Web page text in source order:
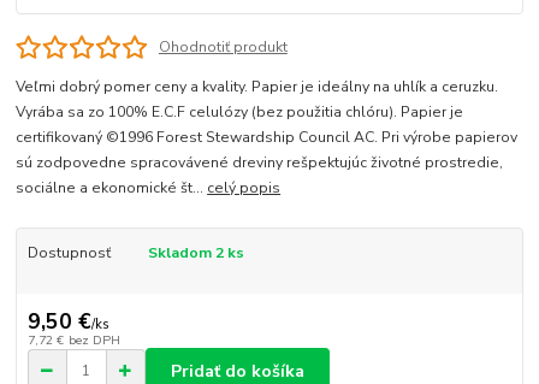
Ohodnotiť produkt
Veľmi dobrý pomer ceny a kvality. Papier je ideálny na uhlík a ceruzku.
Vyrába sa zo 100% E.C.F celulózy (bez použitia chlóru). Papier je
certifikovaný ©1996 Forest Stewardship Council AC. Pri výrobe papierov
sú zodpovedne spracovávené dreviny rešpektujúc životné prostredie,
sociálne a ekonomické št... celý popis
Dostupnosť Skladom 2 ks
9,50 €/ks
7,72 € bez DPH
Pridať do košíka